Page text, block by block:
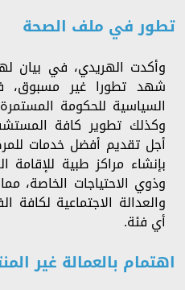
تطور في ملف الصحة
وأكدت الهريدي، في بيان
شهد تطورا غير مسبوق،
السياسية للحكومة
وكذلك تطوير كافة
أجل تقديم أفضل خدمات
بإنشاء مراكز طبية
وذوي الاحتياجات الخاصة،
والعدالة الاجتماعية
أي فئة.
اهتمام بالعمالة غير